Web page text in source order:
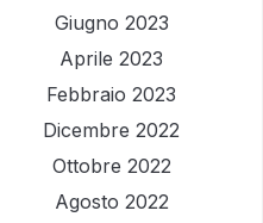
Giugno 2023
Aprile 2023
Febbraio 2023
Dicembre 2022
Ottobre 2022
Agosto 2022